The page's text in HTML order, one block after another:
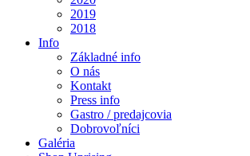
2019
2018
Info
Základné info
O nás
Kontakt
Press info
Gastro / predajcovia
Dobrovoľníci
Galéria